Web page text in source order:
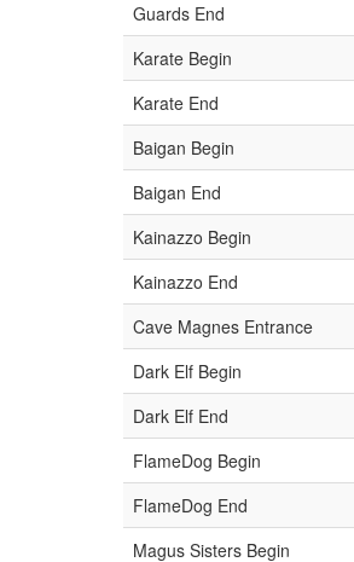
Guards End
Karate Begin
Karate End
Baigan Begin
Baigan End
Kainazzo Begin
Kainazzo End
Cave Magnes Entrance
Dark Elf Begin
Dark Elf End
FlameDog Begin
FlameDog End
Magus Sisters Begin